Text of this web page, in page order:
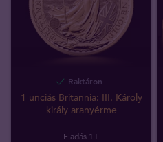
Raktáron
1 unciás Britannia: III. Károly
király aranyérme
Eladás 1+